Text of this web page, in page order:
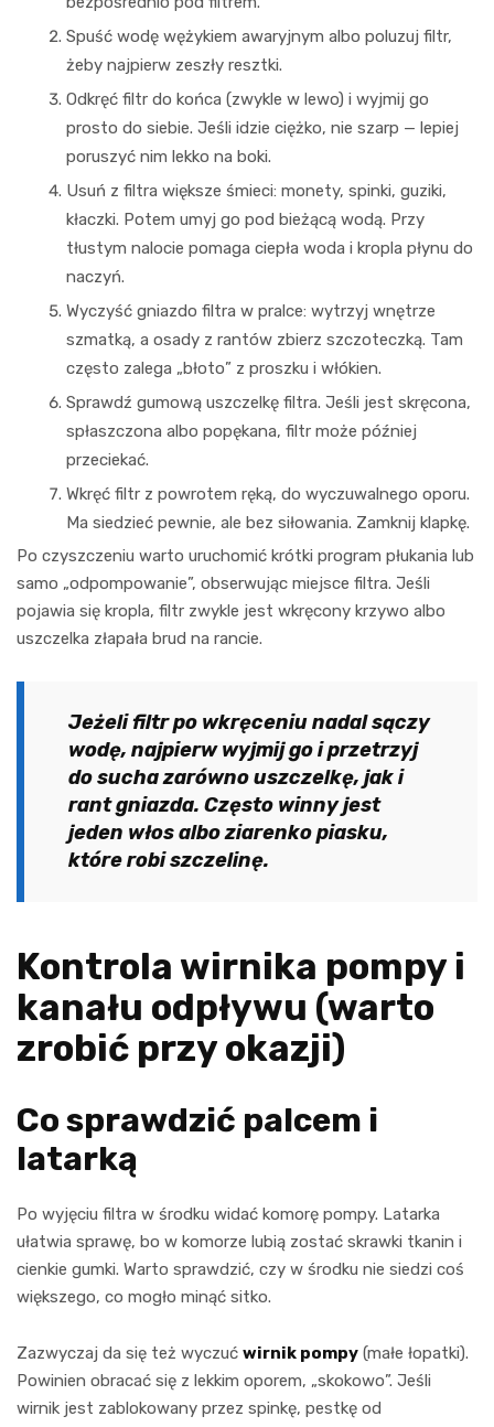
Spuść wodę wężykiem awaryjnym albo poluzuj filtr,
żeby najpierw zeszły resztki.
Odkręć filtr do końca (zwykle w lewo) i wyjmij go
prosto do siebie. Jeśli idzie ciężko, nie szarp — lepiej
poruszyć nim lekko na boki.
Usuń z filtra większe śmieci: monety, spinki, guziki,
kłaczki. Potem umyj go pod bieżącą wodą. Przy
tłustym nalocie pomaga ciepła woda i kropla płynu do
naczyń.
Wyczyść gniazdo filtra w pralce: wytrzyj wnętrze
szmatką, a osady z rantów zbierz szczoteczką. Tam
często zalega „błoto” z proszku i włókien.
Sprawdź gumową uszczelkę filtra. Jeśli jest skręcona,
spłaszczona albo popękana, filtr może później
przeciekać.
Wkręć filtr z powrotem ręką, do wyczuwalnego oporu.
Ma siedzieć pewnie, ale bez siłowania. Zamknij klapkę.
Po czyszczeniu warto uruchomić krótki program płukania lub
samo „odpompowanie”, obserwując miejsce filtra. Jeśli
pojawia się kropla, filtr zwykle jest wkręcony krzywo albo
uszczelka złapała brud na rancie.
Jeżeli filtr po wkręceniu nadal sączy
wodę, najpierw wyjmij go i przetrzyj
do sucha zarówno uszczelkę, jak i
rant gniazda. Często winny jest
jeden włos albo ziarenko piasku,
które robi szczelinę.
Kontrola wirnika pompy i
kanału odpływu (warto
zrobić przy okazji)
Co sprawdzić palcem i
latarką
Po wyjęciu filtra w środku widać komorę pompy. Latarka
ułatwia sprawę, bo w komorze lubią zostać skrawki tkanin i
cienkie gumki. Warto sprawdzić, czy w środku nie siedzi coś
większego, co mogło minąć sitko.
Zazwyczaj da się też wyczuć wirnik pompy (małe łopatki).
Powinien obracać się z lekkim oporem, „skokowo”. Jeśli
wirnik jest zablokowany przez spinkę, pestkę od